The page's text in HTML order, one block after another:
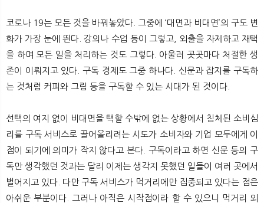
코로나 19는 모든 것을 바꿔놓았다. 그중에 ‘대면과 비대면’의 구도 변
화가 가장 눈에 띈다. 강의나 수업 등이 그렇고, 외출을 자제하고 재택
을 하며 모든 일을 처리하는 것도 그렇다. 아울러 곳곳마다 처절한 생
존이 이뤄지고 있다. 구독 경제도 그중 하나다. 신문과 잡지를 구독하
는 것처럼 커피와 그림 등을 구독할 수 있는 시대가 된 것이다.
선택의 여지 없이 비대면을 택할 수밖에 없는 상황에서 침체된 소비심
리를 구독 서비스로 끌어올리려는 시도가 소비자와 기업 모두에게 이
점이 되기에 의미가 작지 않다고 본다. 구독이라고 하면 신문 등의 구
독만 생각했던 것과는 달리 이제는 생각지 못했던 일들이 여러 곳에서
벌어지고 있다. 다만 구독 서비스가 먹거리에만 집중되고 있다는 점은
아쉬운 부분이다. 그러나 아직은 시작점이라 할 수 있으니 먹거리 외